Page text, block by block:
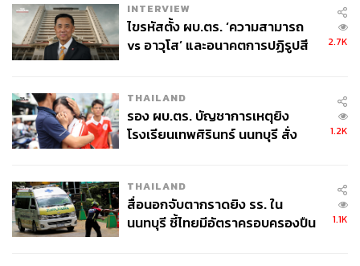
ABOUT THE AUTHOR
THE STANDARD TEAM
INTERVIEW
ไขรหัสตั้ง ผบ.ตร. ‘ความสามารถ
vs อาวุโส’ และอนาคตการปฏิรูปสี
2.7K
THAILAND
รอง ผบ.ตร. บัญชาการเหตุยิง
โรงเรียนเทพศิรินทร์ นนทบุรี สั่ง
1.2K
THAILAND
สื่อนอกจับตากราดยิง รร. ใน
นนทบุรี ชี้ไทยมีอัตราครอบครองปืน
1.1K